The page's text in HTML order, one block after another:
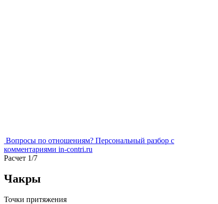
Вопросы по отношениям? Персональный разбор с
комментариями in-contri.ru
Расчет 1/7
Чакры
Точки притяжения